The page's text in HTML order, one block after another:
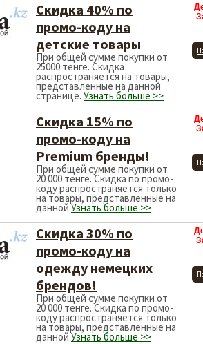
Скидка 40% по
промо-коду на
детские товары
При общей сумме покупки от
25000 тенге. Скидка
распространяется на товары,
представленные на данной
странице. Узнать больше >>
Скидка 15% по
промо-коду на
Premium бренды!
При общей сумме покупки от
20 000 тенге. Скидка по промо-
коду распространяется только
на товары, представленные на
даннойУзнать больше >>
Скидка 30% по
промо-коду на
одежду немецких
брендов!
При общей сумме покупки от
20 000 тенге. Скидка по промо-
коду распространяется только
на товары, представленные на
даннойУзнать больше >>